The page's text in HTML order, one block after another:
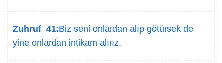
Zuhruf 41:Biz seni onlardan alıp götürsek de
yine onlardan intikam alırız.